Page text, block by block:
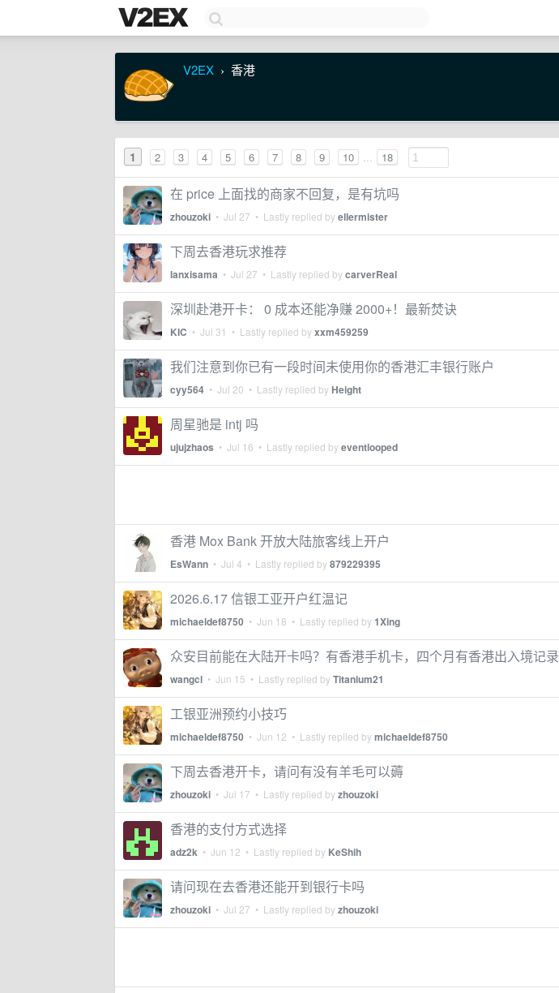
V2EX › 香港
1 2 3 4 5 6 7 8 9 10 ... 18
在 price 上面找的商家不回复，是有坑吗
zhouzoki • Jul 27 • Lastly replied byellermister
下周去香港玩求推荐
lanxisama • Jul 27 • Lastly replied bycarverReal
深圳赴港开卡： 0 成本还能净赚 2000+！最新焚诀
KIC • Jul 31 • Lastly replied byxxm459259
我们注意到你已有一段时间未使用你的香港汇丰银行账户
cyy564 • Jul 20 • Lastly replied byHeight
周星驰是 intj 吗
ujujzhaos • Jul 16 • Lastly replied byeventlooped
香港 Mox Bank 开放大陆旅客线上开户
EsWann • Jul 4 • Lastly replied by879229395
2026.6.17 信银工亚开户红温记
michaeldef8750 • Jun 18 • Lastly replied by1Xing
众安目前能在大陆开卡吗？有香港手机卡，四个月有香港出入境记录
wangcl • Jun 15 • Lastly replied byTitanium21
工银亚洲预约小技巧
michaeldef8750 • Jun 12 • Lastly replied bymichaeldef8750
下周去香港开卡，请问有没有羊毛可以薅
zhouzoki • Jul 17 • Lastly replied byzhouzoki
香港的支付方式选择
adz2k • Jun 12 • Lastly replied by KeShih
请问现在去香港还能开到银行卡吗
zhouzoki • Jul 27 • Lastly replied byzhouzoki